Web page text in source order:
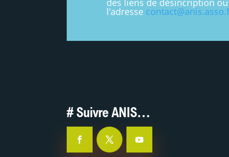
l’adresse
# Suivre ANIS…